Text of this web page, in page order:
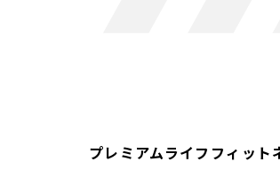
プレミアムライフフィット